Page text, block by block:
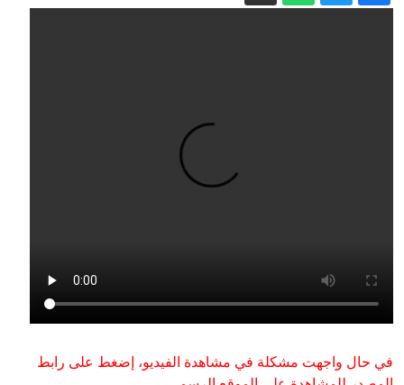
شنه الحوثيون على معسكرات تابعة
للحكومة في مأرب وحضرموت
"لا نستطيع الوصول إلى بيوتنا أو محالّنا":
سكان قلنديا يصفون واقع المخيم تحت
استنفار أمني في العراق.. تعزيزات إلى
بغداد ومراقبة لتحركات الفصائل المسلحة
في حال واجهت مشكلة في مشاهدة الفيديو، إضغط على رابط